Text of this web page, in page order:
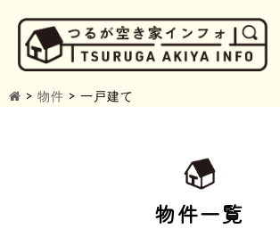
> 物件 > 一戸建て
物件一覧